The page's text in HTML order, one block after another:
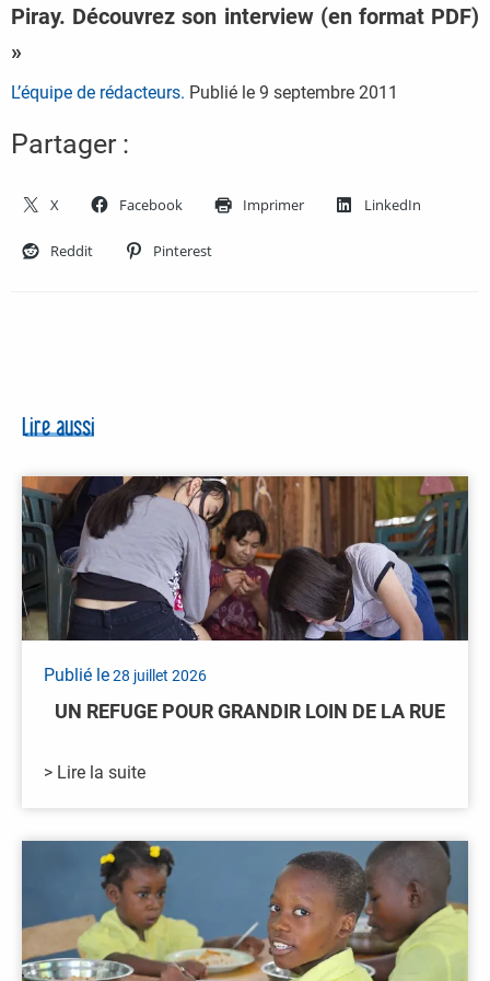
Piray. Découvrez son interview (en format PDF)
»
L’équipe de rédacteurs. Publié le 9 septembre 2011
Partager :
X Facebook Imprimer LinkedIn
Reddit Pinterest
Lire aussi
Publié le28 juillet 2026
UN REFUGE POUR GRANDIR LOIN DE LA RUE
> Lire la suite